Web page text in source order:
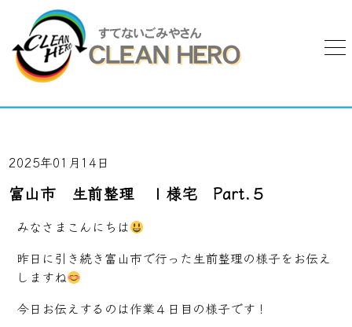
2025年01月14日
富山市 生前整理 Ｉ様宅 Part.５
みなさまこんにちは
昨日に引き続き富山市で行った生前整理の様子をお伝え
しますね
今日お伝えするのは作業４日目の様子です！